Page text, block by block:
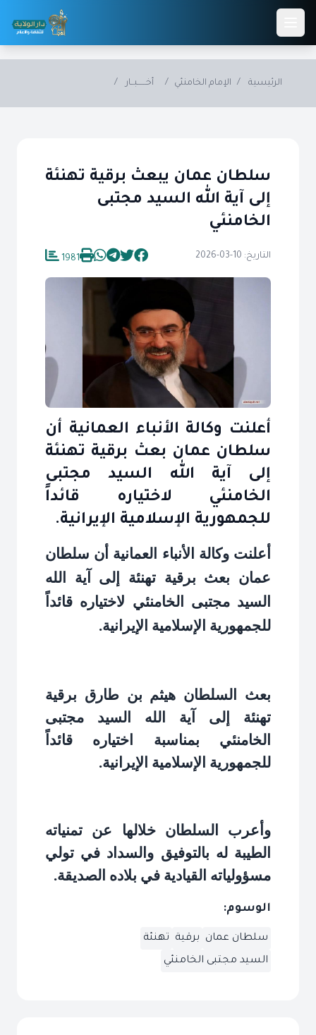
Skip to main content
الرئيسية / الإمام الخامنئي / أخــــــبــار /
سلطان عمان يبعث برقية تهنئة
إلى آية الله السيد مجتبى
الخامنئي
التاريخ: 10-03-2026 1981
أعلنت وكالة الأنباء العمانية أن
سلطان عمان بعث برقية تهنئة
إلى آية الله السيد مجتبى
الخامنئي لاختياره قائداً
للجمهورية الإسلامية الإيرانية.
أعلنت وكالة الأنباء العمانية أن سلطان
عمان بعث برقية تهنئة إلى آية الله
السيد مجتبى الخامنئي لاختياره قائداً
للجمهورية الإسلامية الإيرانية.
بعث السلطان هيثم بن طارق برقية
تهنئة إلى آية الله السيد مجتبى
الخامنئي بمناسبة اختياره قائداً
للجمهورية الإسلامية الإيرانية.
وأعرب السلطان خلالها عن تمنياته
الطيبة له بالتوفيق والسداد في تولي
مسؤولياته القيادية في بلاده الصديقة.
الوسوم:
سلطان عمان برقية
تهنئة
السيد مجتبى الخامنئي